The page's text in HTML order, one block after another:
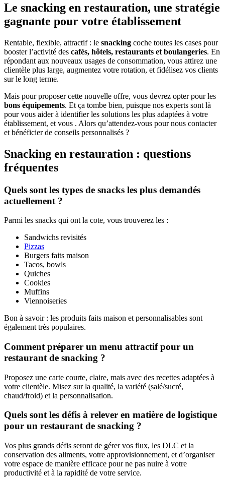
Le snacking en restauration, une stratégie
gagnante pour votre établissement
Rentable, flexible, attractif : le snacking coche toutes les cases pour
booster l’activité des cafés, hôtels, restaurants et boulangeries. En
répondant aux nouveaux usages de consommation, vous attirez une
clientèle plus large, augmentez votre rotation, et fidélisez vos clients
sur le long terme.
Mais pour proposer cette nouvelle offre, vous devrez opter pour les
bons équipements. Et ça tombe bien, puisque nos experts sont là
pour vous aider à identifier les solutions les plus adaptées à votre
établissement, et vous . Alors qu’attendez-vous pour nous contacter
et bénéficier de conseils personnalisés ?
Snacking en restauration : questions
fréquentes
Quels sont les types de snacks les plus demandés
actuellement ?
Parmi les snacks qui ont la cote, vous trouverez les :
Sandwichs revisités
Pizzas
Burgers faits maison
Tacos, bowls
Quiches
Cookies
Muffins
Viennoiseries
Bon à savoir : les produits faits maison et personnalisables sont
également très populaires.
Comment préparer un menu attractif pour un
restaurant de snacking ?
Proposez une carte courte, claire, mais avec des recettes adaptées à
votre clientèle. Misez sur la qualité, la variété (salé/sucré,
chaud/froid) et la personnalisation.
Quels sont les défis à relever en matière de logistique
pour un restaurant de snacking ?
Vos plus grands défis seront de gérer vos flux, les DLC et la
conservation des aliments, votre approvisionnement, et d’organiser
votre espace de manière efficace pour ne pas nuire à votre
productivité et à la rapidité de votre service.